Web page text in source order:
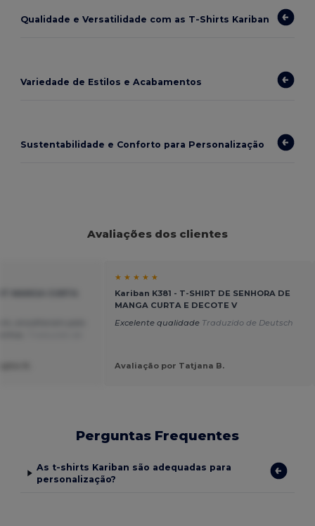
Qualidade e Versatilidade com as T-Shirts Kariban
Variedade de Estilos e Acabamentos
Sustentabilidade e Conforto para Personalização
Avaliações dos clientes
★ ★ ★ ★ ★
Kariban K381 - T-SHIRT DE SENHORA DE
MANGA CURTA E DECOTE V
Excelente qualidade Traduzido de Deutsch
Avaliação por Tatjana B.
Perguntas Frequentes
As t-shirts Kariban são adequadas para
personalização?